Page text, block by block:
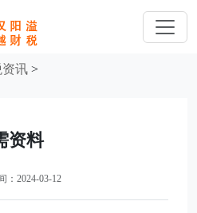
资讯 >
资料
2024-03-12